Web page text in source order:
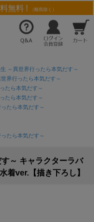
無料 ! （離島除く）
～異世界行ったら本気だす～
界行ったら本気だす～
たら本気だす～
たら本気だす～
たら本気だす～
たら本気だす～
～ キャラクターラバ
着ver.【描き下ろし】